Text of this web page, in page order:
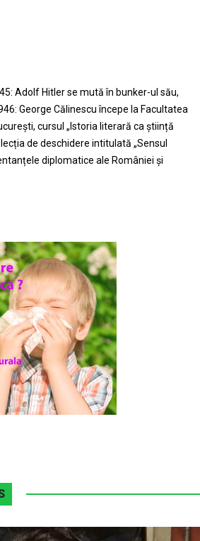
Adolf Hitler se mută în bunker-ul său,
George Călinescu începe la Facultatea
cursul „Istoria literară ca știință
de deschidere intitulată „Sensul
diplomatice ale României și